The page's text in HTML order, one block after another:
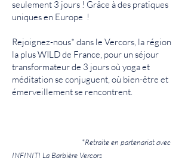
seulement 3 jours ! Grâce à des pratiques
uniques en Europe !
Rejoignez-nous* dans le Vercors, la région
la plus WILD de France, pour un séjour
transformateur de 3 jours où yoga et
méditation se conjuguent, où bien-être et
émerveillement se rencontrent.
*Retraite en partenariat avec
INFINITI La Barbière Vercors